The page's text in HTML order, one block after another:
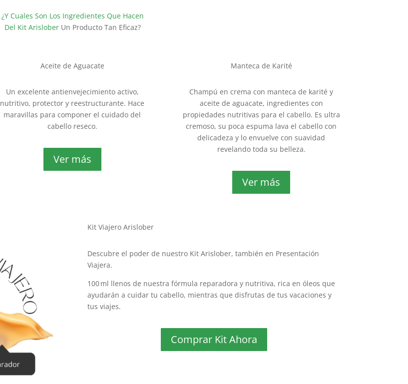
¿Y Cuales Son Los Ingredientes Que Hacen
Del Kit ArisloberUn Producto Tan Eficaz?
Aceite de Aguacate
Un excelente antienvejecimiento activo,
nutritivo, protector y reestructurante. Hace
maravillas para componer el cuidado del
cabello reseco.
Ver más
Manteca de Karité
Champú en crema con manteca de karité y
aceite de aguacate, ingredientes con
propiedades nutritivas para el cabello. Es ultra
cremoso, su poca espuma lava el cabello con
delicadeza y lo envuelve con suavidad
revelando toda su belleza.
Ver más
Kit Viajero Arislober
Descubre el poder de nuestro Kit Arislober, también en Presentación
Viajera.
100 ml llenos de nuestra fórmula reparadora y nutritiva, rica en óleos que
ayudarán a cuidar tu cabello, mientras que disfrutas de tus vacaciones y
tus viajes.
Comprar Kit Ahora